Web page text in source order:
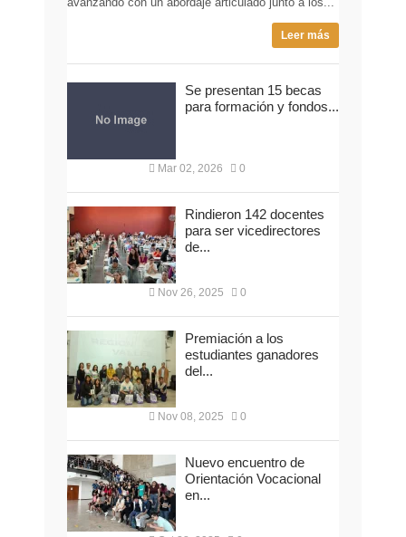
Leer más
Se presentan 15 becas
para formación y fondos...
Mar 02, 2026 0
Rindieron 142 docentes
para ser vicedirectores
de...
Nov 26, 2025 0
Premiación a los
estudiantes ganadores
del...
Nov 08, 2025 0
Nuevo encuentro de
Orientación Vocacional
en...